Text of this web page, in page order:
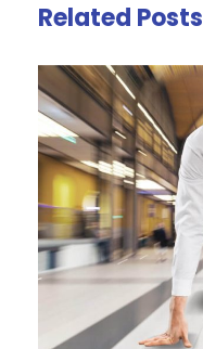
Related Posts